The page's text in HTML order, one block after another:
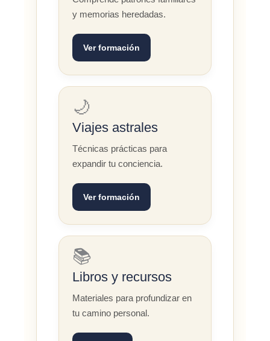
y memorias heredadas.
Ver formación
🌙
Viajes astrales
Técnicas prácticas para
expandir tu conciencia.
Ver formación
📚
Libros y recursos
Materiales para profundizar en
tu camino personal.